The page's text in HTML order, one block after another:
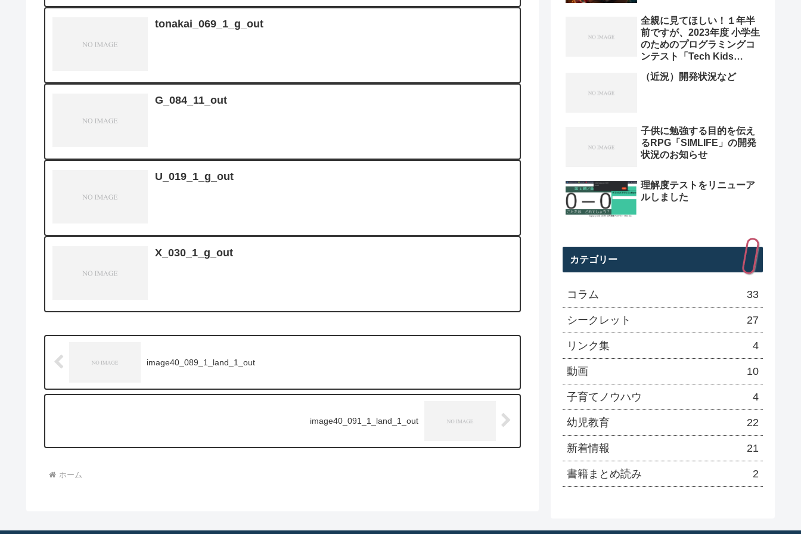
tonakai_069_1_g_out
G_084_11_out
U_019_1_g_out
X_030_1_g_out
image40_089_1_land_1_out
image40_091_1_land_1_out
ホーム
全親に見てほしい！１年半
前ですが、2023年度 小学生
のためのプログラミングコ
ンテスト「Tech Kids
勝プレゼン動画を紹介。プ
（近況）開発状況など
子供に勉強する目的を伝え
るRPG「SIMLIFE」の開発
状況のお知らせ
理解度テストをリニューア
ルしました
カテゴリー
コラム 33
シークレット 27
リンク集 4
動画 10
子育てノウハウ 4
幼児教育 22
新着情報 21
書籍まとめ読み 2